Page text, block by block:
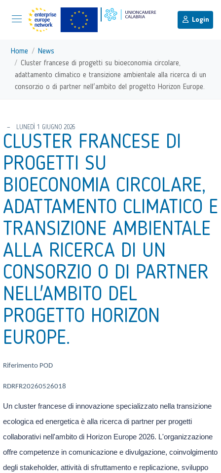
Vai ai contenuti
Login
torna al menu di scelta rapida
Menu di navigazione principale
Home
News
Cluster francese di progetti su bioeconomia circolare,
adattamento climatico e transizione ambientale alla ricerca di un
consorzio o di partner nell'ambito del progetto Horizon Europe.
LUNEDÌ 1 GIUGNO 2026
CLUSTER FRANCESE DI
PROGETTI SU
BIOECONOMIA CIRCOLARE,
ADATTAMENTO CLIMATICO E
TRANSIZIONE AMBIENTALE
ALLA RICERCA DI UN
CONSORZIO O DI PARTNER
NELL'AMBITO DEL
PROGETTO HORIZON
EUROPE.
Riferimento POD
RDRFR20260526018
Un cluster francese di innovazione specializzato nella transizione
ecologica ed energetica è alla ricerca di partner per progetti
collaborativi nell'ambito di Horizon Europe 2026. L'organizzazione
offre competenze in comunicazione e divulgazione, coinvolgimento
degli stakeholder, attività di sfruttamento e replicazione, sviluppo